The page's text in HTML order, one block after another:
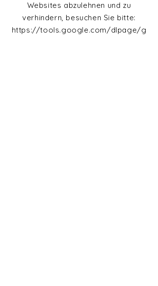
Websites abzulehnen und zu
verhindern, besuchen Sie bitte:
https://tools.google.com/dlpage/g